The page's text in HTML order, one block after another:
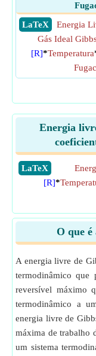
​ LaTeX
Energia
Gás Ideal
[R]*Temperatura
Energia
​LaTeX
[R]*
O que
A energia livre de
termodinâmico que
reversível máximo
termodinâmico a
energia livre de
máxima de trabalho
um sistema